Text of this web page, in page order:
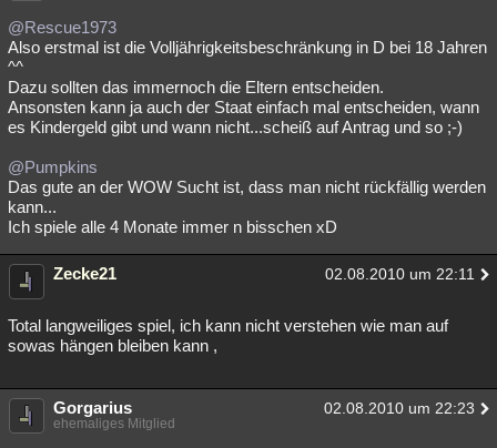
@Rescue1973
Also erstmal ist die Volljährigkeitsbeschränkung in D bei 18 Jahren
^^
Dazu sollten das immernoch die Eltern entscheiden.
Ansonsten kann ja auch der Staat einfach mal entscheiden, wann
es Kindergeld gibt und wann nicht...scheiß auf Antrag und so ;-)
@Pumpkins
Das gute an der WOW Sucht ist, dass man nicht rückfällig werden
kann...
Ich spiele alle 4 Monate immer n bisschen xD
Zecke21 02.08.2010 um 22:11
Total langweiliges spiel, ich kann nicht verstehen wie man auf
sowas hängen bleiben kann ,
Gorgarius 02.08.2010 um 22:23
ehemaliges Mitglied